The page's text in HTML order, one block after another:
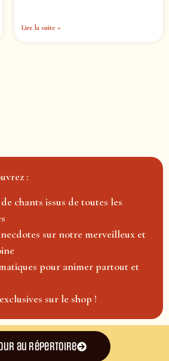
Lire la suite »
:
chants issus de toutes les
sur notre merveilleux et
pour animer partout et
sur le shop !
au répertoire